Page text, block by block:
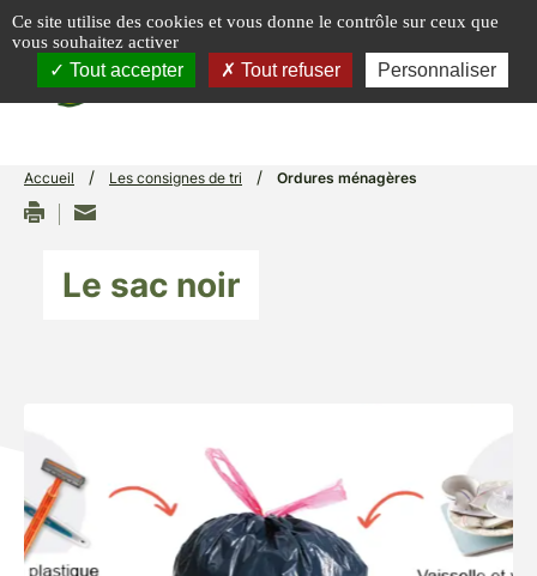
menu
Accueil / Les consignes de tri / Ordures ménagères
Le sac noir
Ce site utilise des cookies et vous donne le contrôle sur ceux que
vous souhaitez activer
Tout accepter Tout refuser Personnaliser